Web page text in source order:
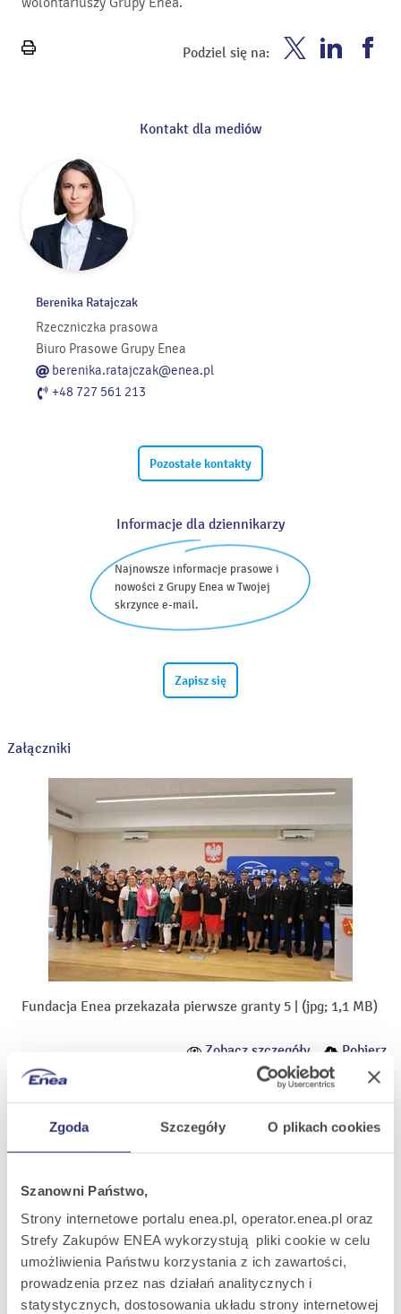
Zgoda Szczegóły O plikach cookies
Szanowni Państwo,
Strony internetowe portalu enea.pl, operator.enea.pl oraz
Strefy Zakupów ENEA wykorzystują pliki cookie w celu
umożliwienia Państwu korzystania z ich zawartości,
prowadzenia przez nas działań analitycznych i
statystycznych, dostosowania układu strony internetowej
Wydrukuj
Podziel się na:
Enea Enea
Kontakt dla mediów
Berenika Ratajczak
Rzeczniczka prasowa
Biuro Prasowe Grupy Enea
berenika.ratajczak@enea.pl
+48 727 561 213
Pozostałe kontakty
Informacje dla dziennikarzy
Najnowsze informacje prasowe i
nowości z Grupy Enea w Twojej
skrzynce e-mail.
Zapisz się
Załączniki
Fundacja Enea przekazała pierwsze granty 5 (jpg; 1,1 MB)
Zobacz szczegóły Pobierz